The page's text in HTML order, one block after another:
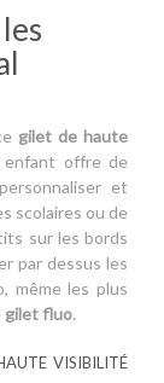
gilet de haute
enfant offre de
et
scolaires ou de
sur les bords
par dessus les
même les plus
gilet fluo.
VISIBILITÉ